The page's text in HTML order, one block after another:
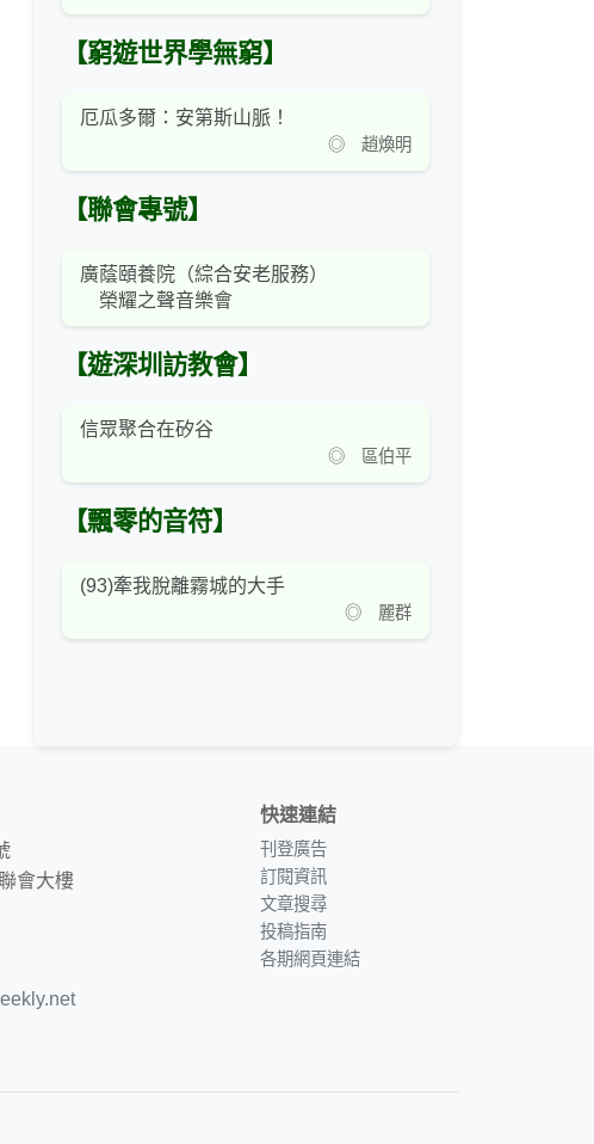
【窮遊世界學無窮】
厄瓜多爾：安第斯山脈！
◎ 趙煥明
【聯會專號】
廣蔭頤養院（綜合安老服務）
榮耀之聲音樂會
【遊深圳訪教會】
信眾聚合在矽谷
◎ 區伯平
【飄零的音符】
(93)牽我脫離霧城的大手
◎ 麗群
大樓
快速連結
刊登廣告
訂閱資訊
文章搜尋
投稿指南
各期網頁連結